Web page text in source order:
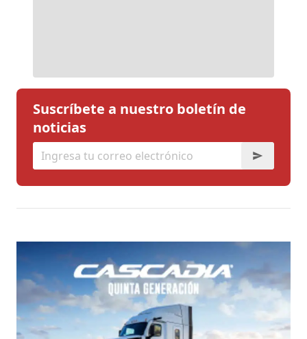
Suscríbete a nuestro boletín de
noticias